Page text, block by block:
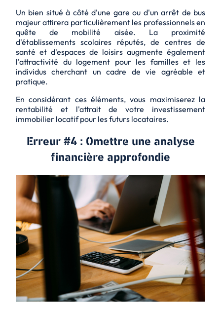
Un bien situé à côté d'une gare ou d'un arrêt de bus
majeur attirera particulièrement les professionnels en
quête de mobilité aisée. La proximité
d'établissements scolaires réputés, de centres de
santé et d'espaces de loisirs augmente également
l'attractivité du logement pour les familles et les
individus cherchant un cadre de vie agréable et
pratique.
En considérant ces éléments, vous maximiserez la
rentabilité et l'attrait de votre investissement
immobilier locatif pour les futurs locataires.
Erreur #4 : Omettre une analyse
financière approfondie